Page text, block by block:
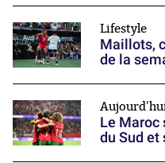
Lifestyle
Maillots,
de la
Aujourd'hui
Le Maroc
du Sud et